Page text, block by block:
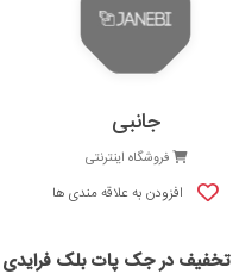
جانبی
فروشگاه اینترنتی
افزودن به علاقه مندی ها
در جک پات بلک فرایدی